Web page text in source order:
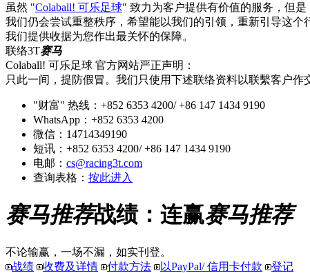
虽然 "Colaball! 可乐足球" 致力为客户提供有价值的服务，但
我们仍会尝试重整秩序，希望能以我们的引领，重新引导这个
我们提供收据为您作出最关怀的保障。
联络3T赛马
Colaball! 可乐足球 官方网站严正声明：
只此一间，提防假冒。我们只使用下述联络资料以联繫客户作
"财富" 热线：+852 6353 4200/ +86 147 1434 9190
WhatsApp：+852 6353 4200
微信：14714349190
短讯：+852 6353 4200/ +86 147 1434 9190
电邮： cs@racing3t.com
查询表格： 按此进入
赛马推荐战绩：连赢赛马推荐
不论输赢，一场不漏，如实刊登。
战绩
收费及详情 付款方法 以PayPal/ 信用卡付款 登记